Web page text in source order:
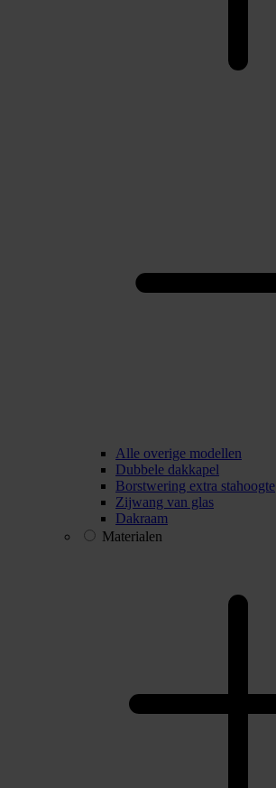
Alle overige modellen
Dubbele dakkapel
Borstwering extra stahoogte
Zijwang van glas
Dakraam
Materialen